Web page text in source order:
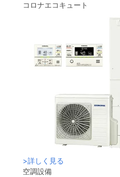
コロナエコキュート
>詳しく見る
空調設備